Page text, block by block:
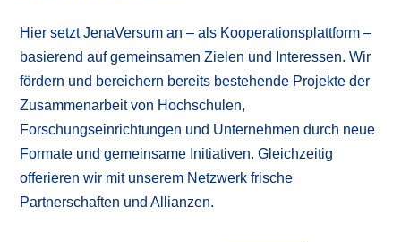
Hier setzt JenaVersum an – als Kooperationsplattform –
basierend auf gemeinsamen Zielen und Interessen. Wir
fördern und bereichern bereits bestehende Projekte der
Zusammenarbeit von Hochschulen,
Forschungseinrichtungen und Unternehmen durch neue
Formate und gemeinsame Initiativen. Gleichzeitig
offerieren wir mit unserem Netzwerk frische
Partnerschaften und Allianzen.